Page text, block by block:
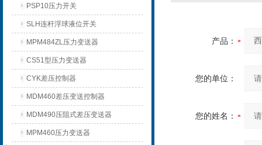
PSP10压力开关
SLH连杆浮球液位开关
MPM484ZL压力变送器
CS51型压力变送器
CYK差压控制器
MDM460差压变送控制器
MDM490压阻式差压变送器
MPM460压力变送器
产品：
您的单位：
您的姓名：